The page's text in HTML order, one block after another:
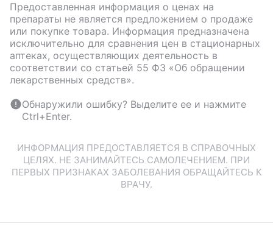
Предоставленная информация о ценах на
препараты не является предложением о продаже
или покупке товара. Информация предназначена
исключительно для сравнения цен в стационарных
аптеках, осуществляющих деятельность в
соответствии со статьей 55 ФЗ «Об обращении
лекарственных средств».
Обнаружили ошибку? Выделите ее и нажмите
Ctrl+Enter.
ИНФОРМАЦИЯ ПРЕДОСТАВЛЯЕТСЯ В СПРАВОЧНЫХ
ЦЕЛЯХ. НЕ ЗАНИМАЙТЕСЬ САМОЛЕЧЕНИЕМ. ПРИ
ПЕРВЫХ ПРИЗНАКАХ ЗАБОЛЕВАНИЯ ОБРАЩАЙТЕСЬ К
ВРАЧУ.